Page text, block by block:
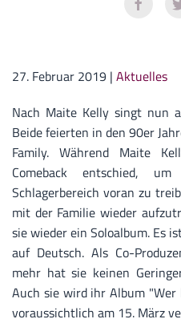
27. Februar 2019 | Aktuelles
Nach Maite Kelly singt nun
Beide feierten in den 90er
Family. Während Maite
Comeback entschied,
Schlagerbereich voran zu
mit der Familie wieder
sie wieder ein Soloalbum. Es
auf Deutsch. Als Co-
mehr hat sie keinen
Auch sie wird ihr Album
voraussichtlich am 15. März